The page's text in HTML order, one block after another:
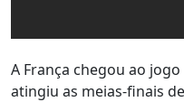
A França chegou ao
atingiu as meias-finais